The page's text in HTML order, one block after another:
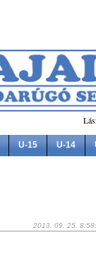
U-15 U-14
2013. 09. 25.